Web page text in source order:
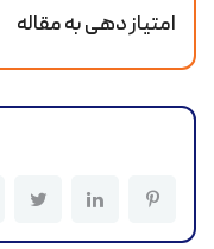
امتیاز دهی به مقاله